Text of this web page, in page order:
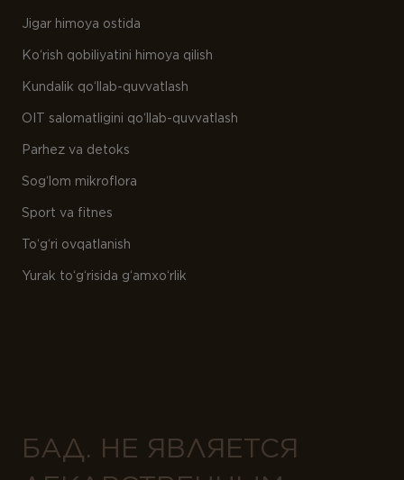
Jigar himoya ostida
Ko‘rish qobiliyatini himoya qilish
Kundalik qo‘llab-quvvatlash
OIT salomatligini qo‘llab-quvvatlash
Parhez va detoks
Sog‘lom mikroflora
Sport va fitnes
To‘g‘ri ovqatlanish
Yurak to‘g‘risida g‘amxo‘rlik
БАД. НЕ ЯВЛЯЕТСЯ